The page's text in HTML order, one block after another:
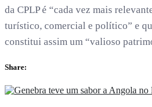
da CPLP é “cada vez mais
turístico, comercial e político” e
constitui assim um “valioso
Share: